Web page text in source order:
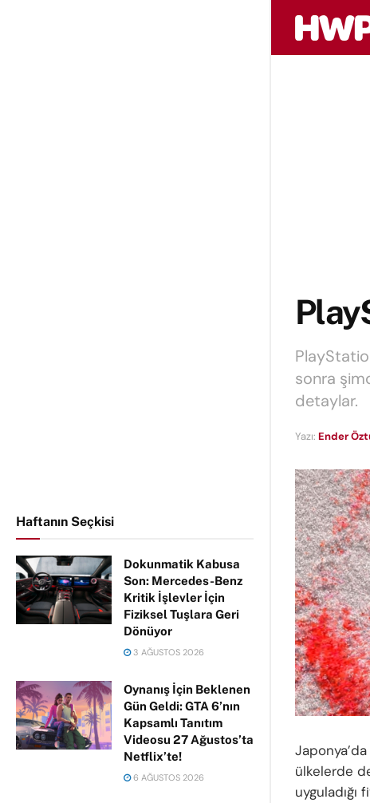
Haftanın Seçkisi
Dokunmatik Kabusa
Son: Mercedes-Benz
Kritik İşlevler İçin
Fiziksel Tuşlara Geri
Dönüyor
3 AĞUSTOS 2026
Oynanış İçin Beklenen
Gün Geldi: GTA 6’nın
Kapsamlı Tanıtım
Videosu 27 Ağustos’ta
Netflix’te!
6 AĞUSTOS 2026
sonra
detaylar.
Yazı: Ender
ülkelerde
uyguladığı